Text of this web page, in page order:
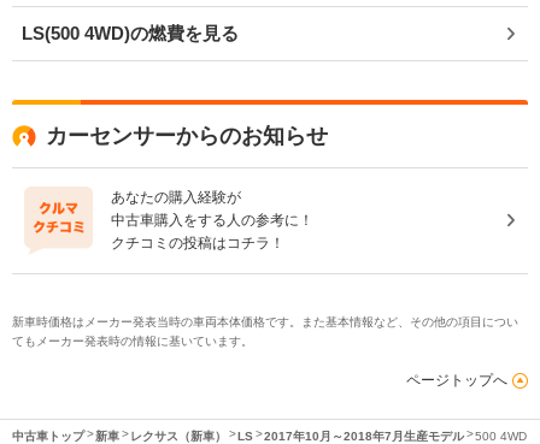
LS(500 4WD)の燃費を見る
カーセンサーからのお知らせ
あなたの購入経験が
中古車購入をする人の参考に！
クチコミの投稿はコチラ！
新車時価格はメーカー発表当時の車両本体価格です。また基本情報など、その他の項目につい
てもメーカー発表時の情報に基いています。
ページトップへ
中古車トップ 新車 レクサス（新車） LS 2017年10月～2018年7月生産モデル 500 4WD